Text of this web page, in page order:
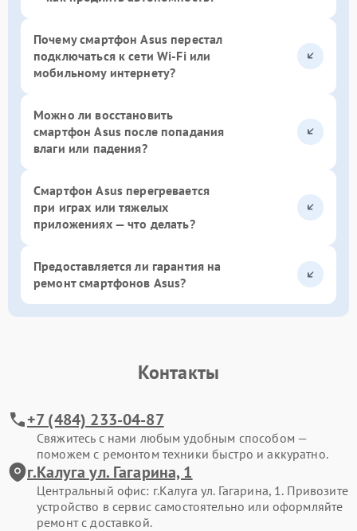
Почему смартфон Asus перестал
подключаться к сети Wi-Fi или
мобильному интернету?
Можно ли восстановить
смартфон Asus после попадания
влаги или падения?
Смартфон Asus перегревается
при играх или тяжелых
приложениях — что делать?
Предоставляется ли гарантия на
ремонт смартфонов Asus?
Контакты
+7 (484) 233-04-87
Свяжитесь с нами любым удобным способом —
поможем с ремонтом техники быстро и аккуратно.
г.Калуга ул. Гагарина, 1
Центральный офис: г.Калуга ул. Гагарина, 1. Привозите
устройство в сервис самостоятельно или оформляйте
ремонт с доставкой.